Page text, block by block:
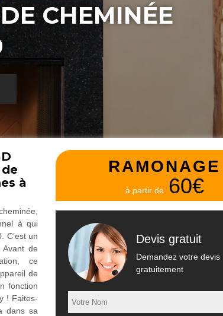
CHEMINÉE
à
à qui
C’est un
de
ce
de
fonction
! Faites-
dans sa
RAMONAGE
à partir de 60€
Devis gratuit
Demandez votre devis
gratuitement